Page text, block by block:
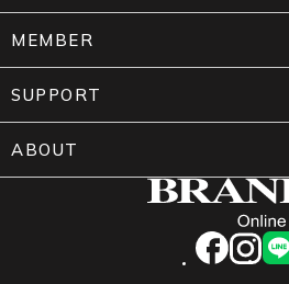
facebookinstagram
LINE
MEMBER
SUPPORT
ABOUT